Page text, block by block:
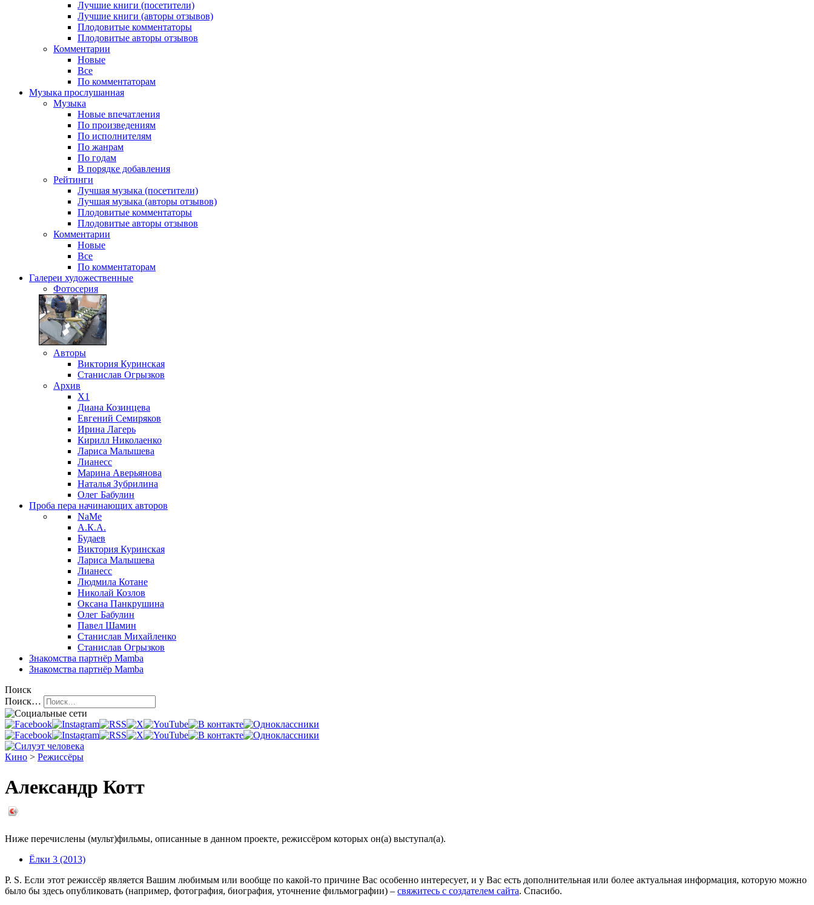
Лучшие книги (посетители)
Лучшие книги (авторы отзывов)
Плодовитые комментаторы
Плодовитые авторы отзывов
Комментарии
Новые
Все
По комментаторам
Музыка прослушанная
Музыка
Новые впечатления
По произведениям
По исполнителям
По жанрам
По годам
В порядке добавления
Рейтинги
Лучшая музыка (посетители)
Лучшая музыка (авторы отзывов)
Плодовитые комментаторы
Плодовитые авторы отзывов
Комментарии
Новые
Все
По комментаторам
Галереи художественные
Фотосерия
Авторы
Виктория Куринская
Станислав Огрызков
Архив
X1
Диана Козинцева
Евгений Семиряков
Ирина Лагерь
Кирилл Николаенко
Лариса Малышева
Лианесс
Марина Аверьянова
Наталья Зубрилина
Олег Бабулин
Проба пера начинающих авторов
NaMe
А.К.А.
Будаев
Виктория Куринская
Лариса Малышева
Лианесс
Людмила Котане
Николай Козлов
Оксана Панкрушина
Олег Бабулин
Павел Шамин
Станислав Михайленко
Станислав Огрызков
Знакомства партнёр Mamba
Знакомства партнёр Mamba
Поиск
Поиск…
Кино > Режиссёры
Александр Котт
Ниже перечислены (мульт)фильмы, описанные в данном проекте, режиссёром которых он(а) выступал(а).
Ёлки 3 (2013)
P. S. Если этот режиссёр является Вашим любимым или вообще по какой-то причине Вас особенно интересует, и у Вас есть дополнительная или более актуальная информация, которую можно
было бы здесь опубликовать (например, фотография, биография, уточнение фильмографии) – свяжитесь с создателем сайта. Спасибо.